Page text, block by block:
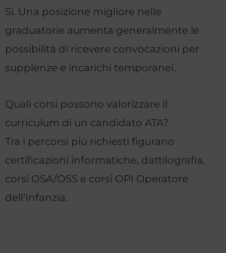
Sì. Una posizione migliore nelle
graduatorie aumenta generalmente le
possibilità di ricevere convocazioni per
supplenze e incarichi temporanei.
Quali corsi possono valorizzare il
curriculum di un candidato ATA?
Tra i percorsi più richiesti figurano
certificazioni informatiche, dattilografia,
corsi OSA/OSS e corsi OPI Operatore
dell’Infanzia.